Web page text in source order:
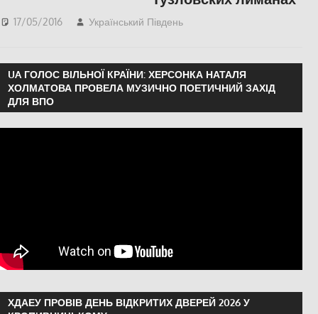
17/05/2016 Український Південь
UA ГОЛОС ВІЛЬНОЇ КРАЇНИ: ХЕРСОНКА НАТАЛЯ
ХОЛМАТОВА ПРОВЕЛА МУЗИЧНО ПОЕТИЧНИЙ ЗАХІД
ДЛЯ ВПО
ХДАЕУ ПРОВІВ ДЕНЬ ВІДКРИТИХ ДВЕРЕЙ 2026 У